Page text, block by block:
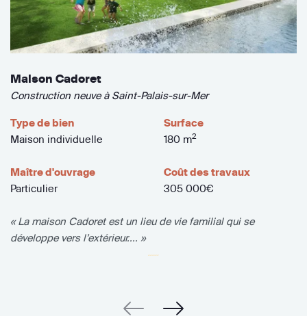
Maison Cadoret
Construction neuve à Saint-Palais-sur-Mer
Type de bien
Maison individuelle
Surface
180 m2
Maître d'ouvrage
Particulier
Coût des travaux
305 000€
« La maison Cadoret est un lieu de vie familial qui se
développe vers l’extérieur.... »